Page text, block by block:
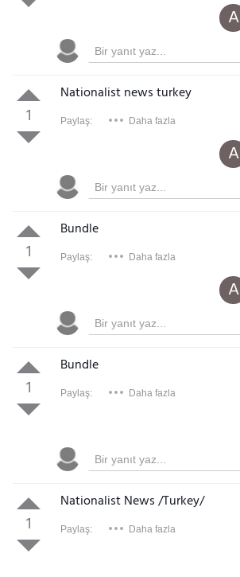
A
1
Nationalist news turkey
Paylaş: Daha fazla
A
1
Bundle
Paylaş: Daha fazla
A
1
Bundle
Paylaş: Daha fazla
1
Nationalist News /Turkey/
Paylaş: Daha fazla